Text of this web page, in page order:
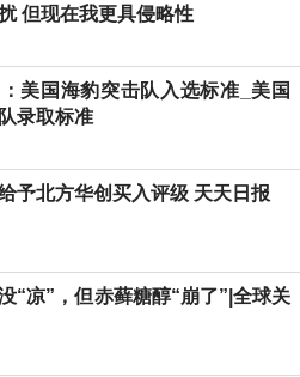
但现在我更具侵略性
美国海豹突击队入选标准_美国
录取标准
予北方华创买入评级 天天日报
“凉”，但赤藓糖醇“崩了”|全球关